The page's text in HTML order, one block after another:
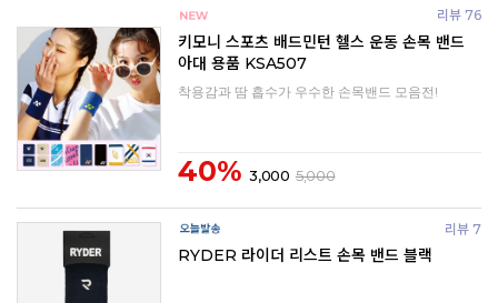
리뷰 76
키모니 스포츠 배드민턴 헬스 운동 손목 밴드
아대 용품 KSA507
착용감과 땀 흡수가 우수한 손목밴드 모음전!
40% 3,000 5,000
리뷰 7
RYDER 라이더 리스트 손목 밴드 블랙